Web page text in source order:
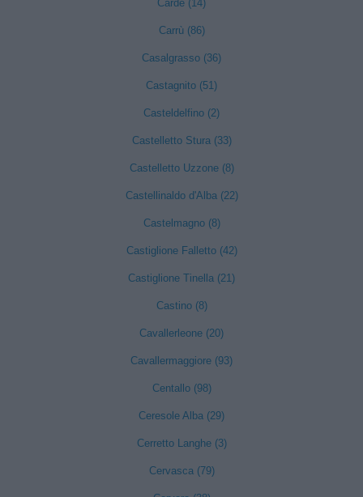
Cardè (14)
Carrù (86)
Casalgrasso (36)
Castagnito (51)
Casteldelfino (2)
Castelletto Stura (33)
Castelletto Uzzone (8)
Castellinaldo d'Alba (22)
Castelmagno (8)
Castiglione Falletto (42)
Castiglione Tinella (21)
Castino (8)
Cavallerleone (20)
Cavallermaggiore (93)
Centallo (98)
Ceresole Alba (29)
Cerretto Langhe (3)
Cervasca (79)